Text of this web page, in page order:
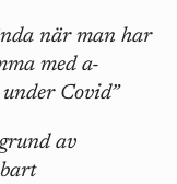
när man har
med a-
Covid”
av